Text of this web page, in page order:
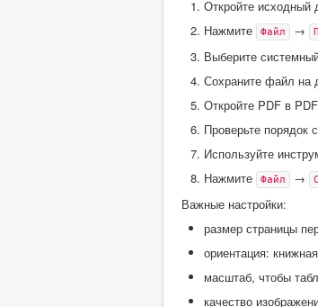
Откройте исходный
Нажмите
Файл →
Выберите
Сохраните файл на
Откройте PDF в
Проверьте порядок
Используйте
Нажмите
Файл →
Важные настройки:
размер страницы
ориентация:
масштаб, чтобы
качество